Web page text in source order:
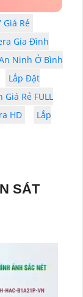
Giá Rẻ
Gia Đình
Ninh Ở Bình
Lắp Đặt
Rẻ FULL
HD
Lắp
SÁT